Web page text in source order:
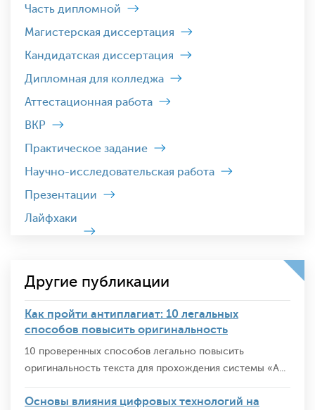
Часть дипломной
Магистерская диссертация
Кандидатская диссертация
Дипломная для колледжа
Аттестационная работа
ВКР
Практическое задание
Научно-исследовательская работа
Презентации
Лайфхаки
Другие публикации
Как пройти антиплагиат: 10 легальных
способов повысить оригинальность
10 проверенных способов легально повысить
оригинальность текста для прохождения системы «А...
Основы влияния цифровых технологий на